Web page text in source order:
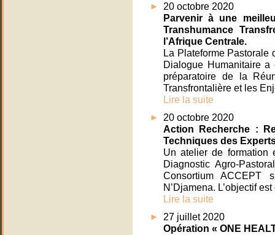
20 octobre 2020
Parvenir à une
Transhumance
l’Afrique Centrale.
La Plateforme Pastorale
Dialogue Humanitaire
préparatoire de la
Transfrontalière et les
Lire la suite
20 octobre 2020
Action Recherche :
Techniques des
Un atelier de formation
Diagnostic Agro-
Consortium
N’Djamena. L’objectif
Lire la suite
27 juillet 2020
Opération « ONE